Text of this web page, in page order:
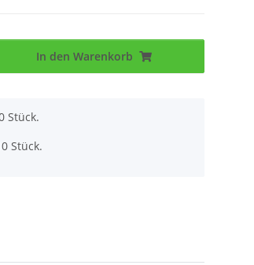
In den Warenkorb
Stück.
Stück.